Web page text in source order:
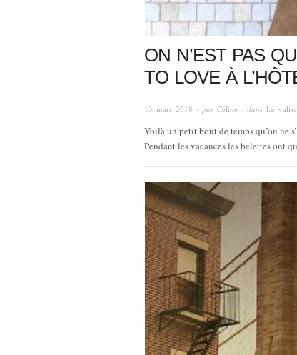
ON N’EST PAS
TO LOVE À
13 mars 2018 · par Céline · dans Le
Voilà un petit bout de temps qu’on ne
Pendant les vacances les belettes ont